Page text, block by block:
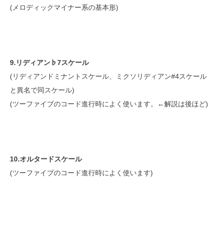
(メロディックマイナー系の基本形)
9.リディアン♭7スケール
(リディアンドミナントスケール、ミクソリディアン#4スケール
と異名で同スケール)
(ツーファイブのコード進行時によく使います。←解説は後ほど)
10.オルタードスケール
(ツーファイブのコード進行時によく使います)